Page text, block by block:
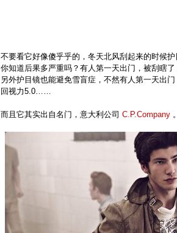
不要看它好像傻乎乎的，冬天北风刮起来的时候
你知道后果多严重吗？有人第一天出门，被刮瞎
另外护目镜也能避免雪盲症，不然有人第一天出
回视力5.0……
而且它其实出自名门，意大利公司 C.P.Company